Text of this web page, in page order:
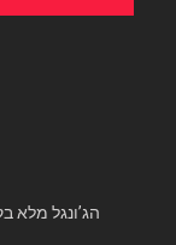
הג’ונגל מלא